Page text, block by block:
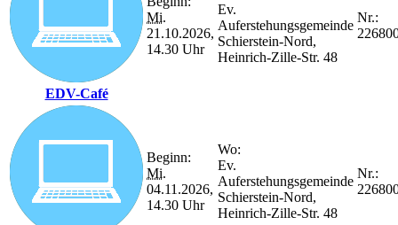
EDV-Café
Mi.
21.10.2026,
14.30 Uhr
Ev.
Auferstehungsgemeinde
Schierstein-Nord,
Heinrich-Zille-Str. 48
Nr.:
Beginn:
Mi.
04.11.2026,
14.30 Uhr
Wo:
Ev.
Auferstehungsgemeinde
Schierstein-Nord,
Heinrich-Zille-Str. 48
Nr.: